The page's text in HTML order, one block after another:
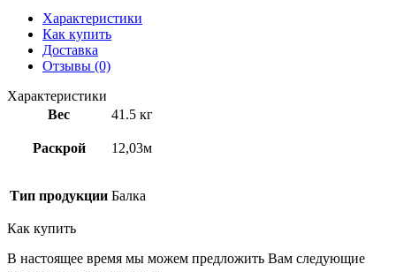
Характеристики
Как купить
Доставка
Отзывы (0)
Характеристики
Вес
41.5 кг
Раскрой 12,03м
Тип продукции Балка
Как купить
В настоящее время мы можем предложить Вам следующие